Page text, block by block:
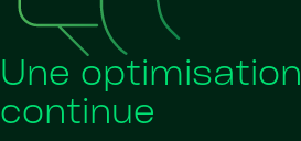
Une optimisation
continue